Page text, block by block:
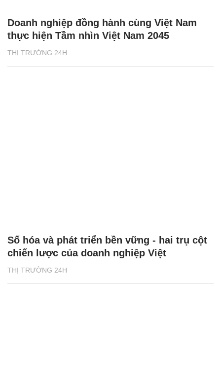
THỊ TRƯỜNG 24H
Doanh nghiệp đồng hành cùng Việt Nam
thực hiện Tầm nhìn Việt Nam 2045
THỊ TRƯỜNG 24H
Số hóa và phát triển bền vững - hai trụ cột
chiến lược của doanh nghiệp Việt